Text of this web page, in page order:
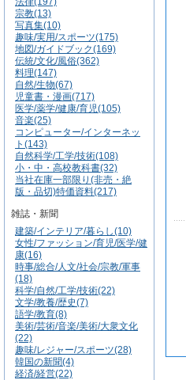
宗教(13)
写真集(10)
趣味/実用/スポーツ(175)
地図/ガイドブック(169)
伝統/文化/風俗(362)
料理(147)
自然/生物(67)
児童書・漫画(717)
医学/薬学/健康/育児(105)
音楽(25)
コンピューター/インターネッ
ト(143)
自然科学/工学/技術(108)
小・中・高校教科書(32)
当社在庫一部限り(非売・絶
版・品切)特価資料(217)
雑誌・新聞
建築/インテリア/暮らし(10)
女性/ファッション/育児/医学/健
康(16)
時事/総合/人文/社会/宗教/軍事
(18)
科学/自然/工学/技術(22)
文学/教養/歴史(7)
語学/教育(8)
美術/芸術/音楽/美術/大衆文化
(22)
趣味/レジャー/スポーツ(28)
韓国の新聞(4)
経済/経営(22)